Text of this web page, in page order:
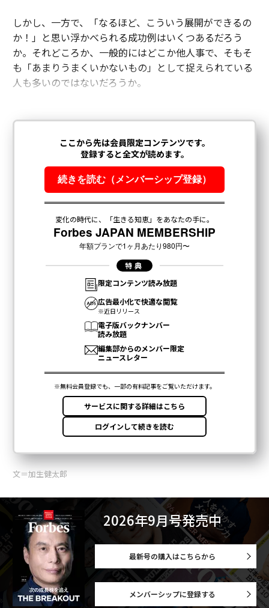
しかし、一方で、「なるほど、こういう展開ができるの
か！」と思い浮かべられる成功例はいくつあるだろう
か。それどころか、一般的にはどこか他人事で、そもそ
も「あまりうまくいかないもの」として捉えられている
人も多いのではないだろうか。
文＝加生健太郎
2026年9月号発売中
最新号の購入はこちらから
メンバーシップに登録する